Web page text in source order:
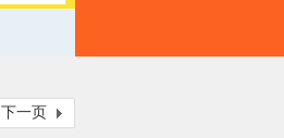
下一页